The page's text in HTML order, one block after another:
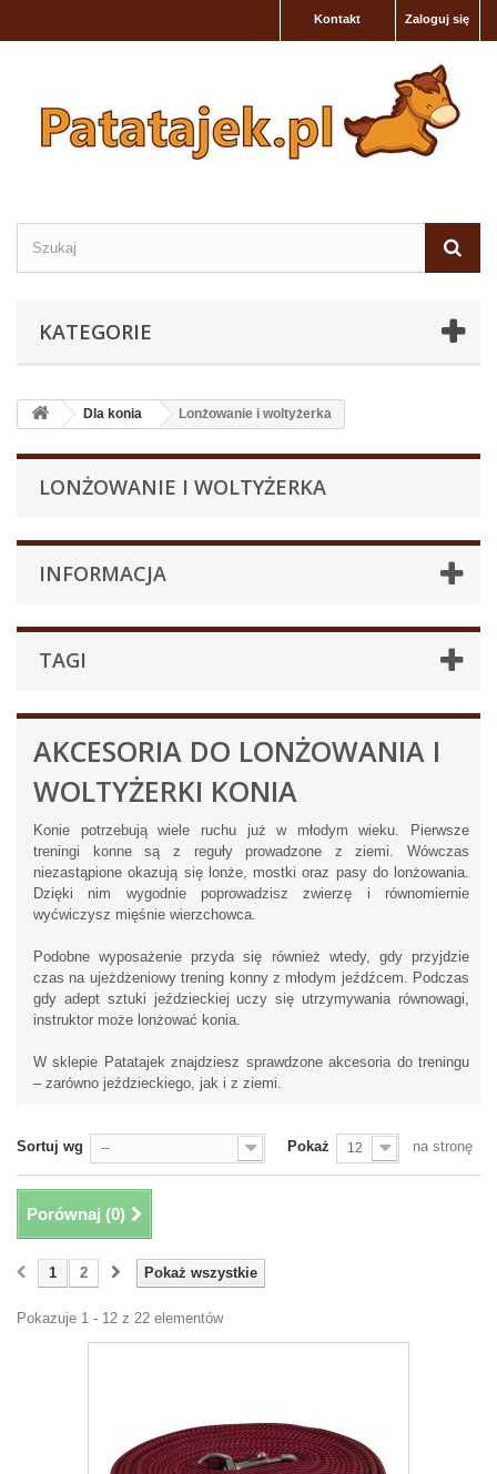
Zaloguj się
Kontakt
KATEGORIE
Dla konia Lonżowanie i woltyżerka
LONŻOWANIE I WOLTYŻERKA
INFORMACJA
TAGI
AKCESORIA DO LONŻOWANIA I
WOLTYŻERKI KONIA
Konie potrzebują wiele ruchu już w młodym wieku. Pierwsze
treningi konne są z reguły prowadzone z ziemi. Wówczas
niezastąpione okazują się lonże, mostki oraz pasy do lonżowania.
Dzięki nim wygodnie poprowadzisz zwierzę i równomiernie
wyćwiczysz mięśnie wierzchowca.
Podobne wyposażenie przyda się również wtedy, gdy przyjdzie
czas na ujeżdżeniowy trening konny z młodym jeźdźcem. Podczas
gdy adept sztuki jeździeckiej uczy się utrzymywania równowagi,
instruktor może lonżować konia.
W sklepie Patatajek znajdziesz sprawdzone akcesoria do treningu
– zarówno jeździeckiego, jak i z ziemi.
Sortuj wg -- Pokaż 12 na stronę
Porównaj (0)
Pokaż wszystkie
1 2
Pokazuje 1 - 12 z 22 elementów